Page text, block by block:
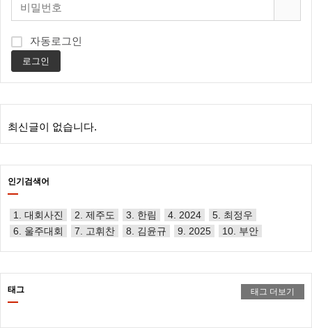
자동로그인
로그인
최신글이 없습니다.
인기검색어
1. 대회사진 2. 제주도 3. 한림 4. 2024
5. 최정우
6. 울주대회
7. 고휘찬 8. 김윤규 9. 2025 10. 부안
태그 태그 더보기